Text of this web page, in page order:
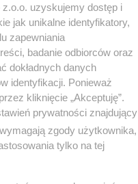
uzyskujemy dostęp i
jak unikalne identyfikatory,
zapewniania
badanie odbiorców oraz
dokładnych danych
identyfikacji. Ponieważ
kliknięcie „Akceptuję”.
prywatności znajdujący
zgody użytkownika,
tylko na tej